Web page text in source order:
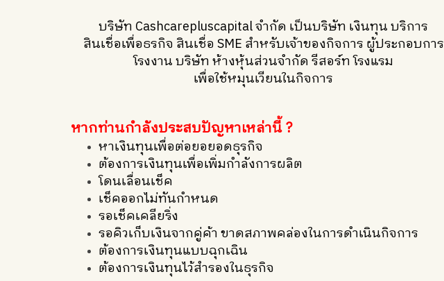
บริษัท Cashcarepluscapital จำกัด เป็นบริษัท เงินทุน บริการ
สินเชื่อเพื่อธรกิจ สินเชื่อ SME สำหรับเจ้าของกิจการ ผู้ประกอบการ
โรงงาน บริษัท ห้างหุ้นส่วนจำกัด รีสอร์ท โรงแรม
เพื่อใช้หมุนเวียนในกิจการ
หากท่านกำลังประสบปัญหาเหล่านี้ ?
หาเงินทุนเพื่อต่อยอยอดธุรกิจ
ต้องการเงินทุนเพื่อเพิ่มกำลังการผลิต
โดนเลื่อนเช็ค
เช็คออกไม่ทันกำหนด
รอเช็คเคลียริ่ง
รอคิวเก็บเงินจากคู่ค้า ขาดสภาพคล่องในการดำเนินกิจการ
ต้องการเงินทุนแบบฉุกเฉิน
ต้องการเงินทุนไว้สำรองในธุรกิจ